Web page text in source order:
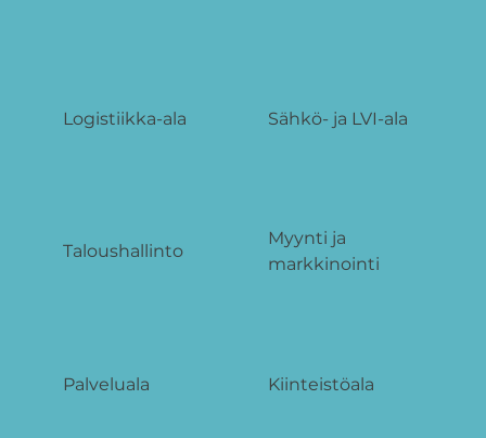
Logistiikka-ala Sähkö- ja LVI-ala
Taloushallinto
Myynti ja
markkinointi
Palveluala Kiinteistöala